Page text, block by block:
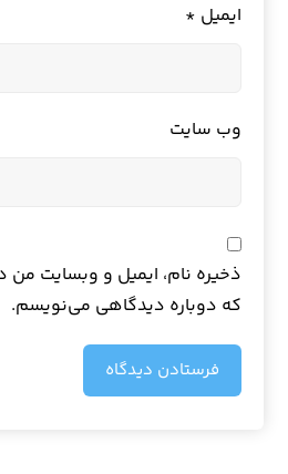
ایمیل *
وب‌ سایت
ذخیره نام، ایمیل و وبسایت من
که دوباره دیدگاهی می‌نویسم.
فرستادن دیدگاه